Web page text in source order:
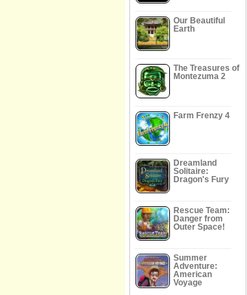
Our Beautiful
Earth
The Treasures of
Montezuma 2
Farm Frenzy 4
Dreamland
Solitaire:
Dragon's Fury
Rescue Team:
Danger from
Outer Space!
Summer
Adventure:
American
Voyage